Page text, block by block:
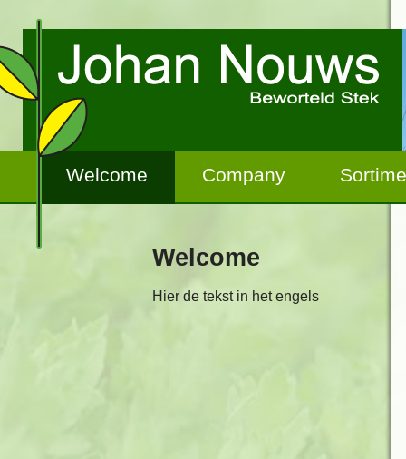
Welcome
Hier de tekst in het engels
Welcome Company